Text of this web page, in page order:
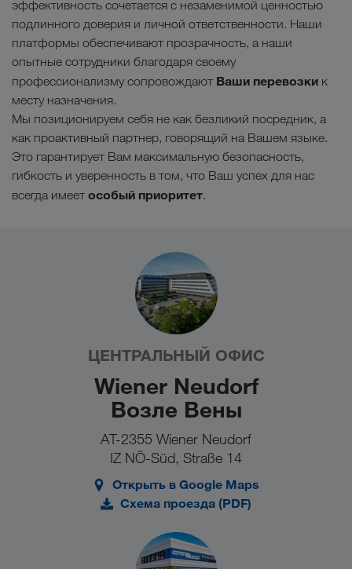
эффективность сочетается с незаменимой ценностью
подлинного доверия и личной ответственности. Наши
платформы обеспечивают прозрачность, а наши
опытные сотрудники благодаря своему
профессионализму сопровождают Ваши перевозки к
месту назначения.
Мы позиционируем себя не как безликий посредник, а
как проактивный партнер, говорящий на Вашем языке.
Это гарантирует Вам максимальную безопасность,
гибкость и уверенность в том, что Ваш успех для нас
всегда имеет особый приоритет.
ЦЕНТРАЛЬНЫЙ ОФИС
Wiener Neudorf
Возле Вены
AT-2355 Wiener Neudorf
IZ NÖ-Süd, Straße 14
Открыть в Google Maps
Схема проезда (PDF)